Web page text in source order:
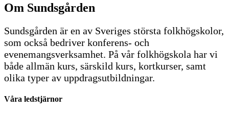
Om Sundsgården
Sundsgården är en av Sveriges största folkhögskolor,
som också bedriver konferens- och
evenemangsverksamhet. På vår folkhögskola har vi
både allmän kurs, särskild kurs, kortkurser, samt
olika typer av uppdragsutbildningar.
Våra ledstjärnor